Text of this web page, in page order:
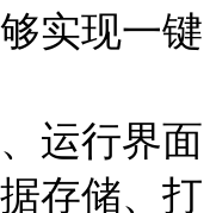
实现一键
运行界面
存储、打